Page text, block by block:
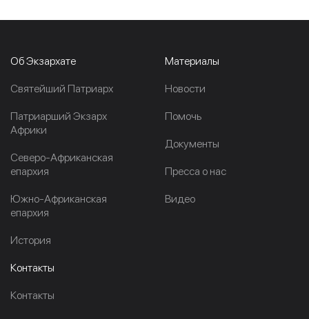
Об Экзархате
Cвятейший Патриарх
Патриарший Экзарх
Африки
Северо-Африканская
епархия
Южно-Африканская
епархия
История
Материалы
Новости
Помочь
Документы
Пресса о нас
Видео
Контакты
Контакты